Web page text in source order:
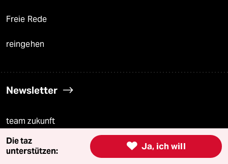
Freie Rede
reingehen
Newsletter
team zukunft
taz frisch  Ja, ich will
Die taz
unterstützen: